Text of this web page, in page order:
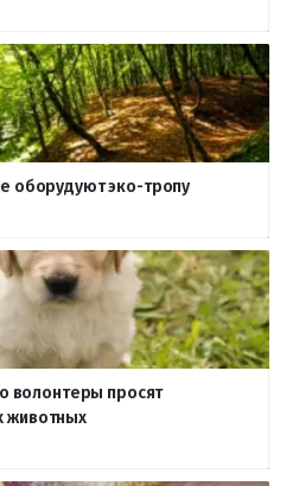
оборудуют эко-тропу
волонтеры просят
животных